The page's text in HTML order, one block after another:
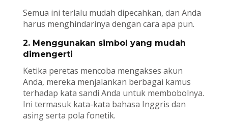
Semua ini terlalu mudah dipecahkan, dan Anda
harus menghindarinya dengan cara apa pun.
2. Menggunakan simbol yang mudah
dimengerti
Ketika peretas mencoba mengakses akun
Anda, mereka menjalankan berbagai kamus
terhadap kata sandi Anda untuk membobolnya.
Ini termasuk kata-kata bahasa Inggris dan
asing serta pola fonetik.